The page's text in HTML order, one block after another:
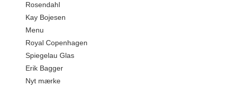
Rosendahl
Kay Bojesen
Menu
Royal Copenhagen
Spiegelau Glas
Erik Bagger
Nyt mærke